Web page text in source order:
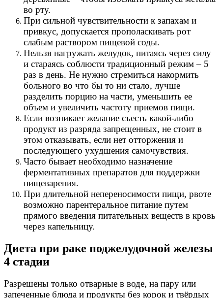
во рту.
При сильной чувствительности к запахам и
привкус, допускается прополаскивать рот
слабым раствором пищевой соды.
Нельзя нагружать желудок, питаясь через силу
и стараясь соблюсти традиционный режим – 5
раз в день. Не нужно стремиться накормить
больного во что бы то ни стало, лучше
разделить порцию на части, уменьшить ее
объем и увеличить частоту приемов пищи.
Если возникает желание съесть какой-либо
продукт из разряда запрещенных, не стоит в
этом отказывать, если нет отторжения и
последующего ухудшения самочувствия.
Часто бывает необходимо назначение
ферментативных препаратов для поддержки
пищеварения.
При длительной непереносимости пищи, рвоте
возможно парентеральное питание путем
прямого введения питательных веществ в кровь
через капельницу.
Диета при раке поджелудочной железы
4 стадии
Разрешены только отварные в воде, на пару или
запеченные блюда и продукты без корок и твёрдых